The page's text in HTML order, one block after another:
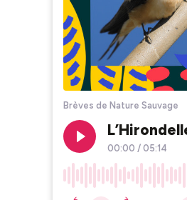
Brèves de Nature Sauvage
00:00 / 05:14